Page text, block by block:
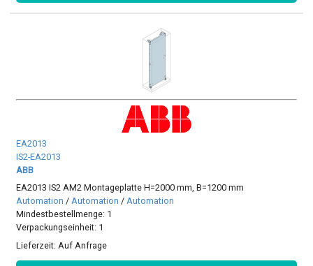
EA2013
IS2-EA2013
ABB
EA2013 IS2 AM2 Montageplatte H=2000 mm, B=1200 mm
Automation /Automation /Automation
Mindestbestellmenge: 1
Verpackungseinheit: 1
Lieferzeit: Auf Anfrage